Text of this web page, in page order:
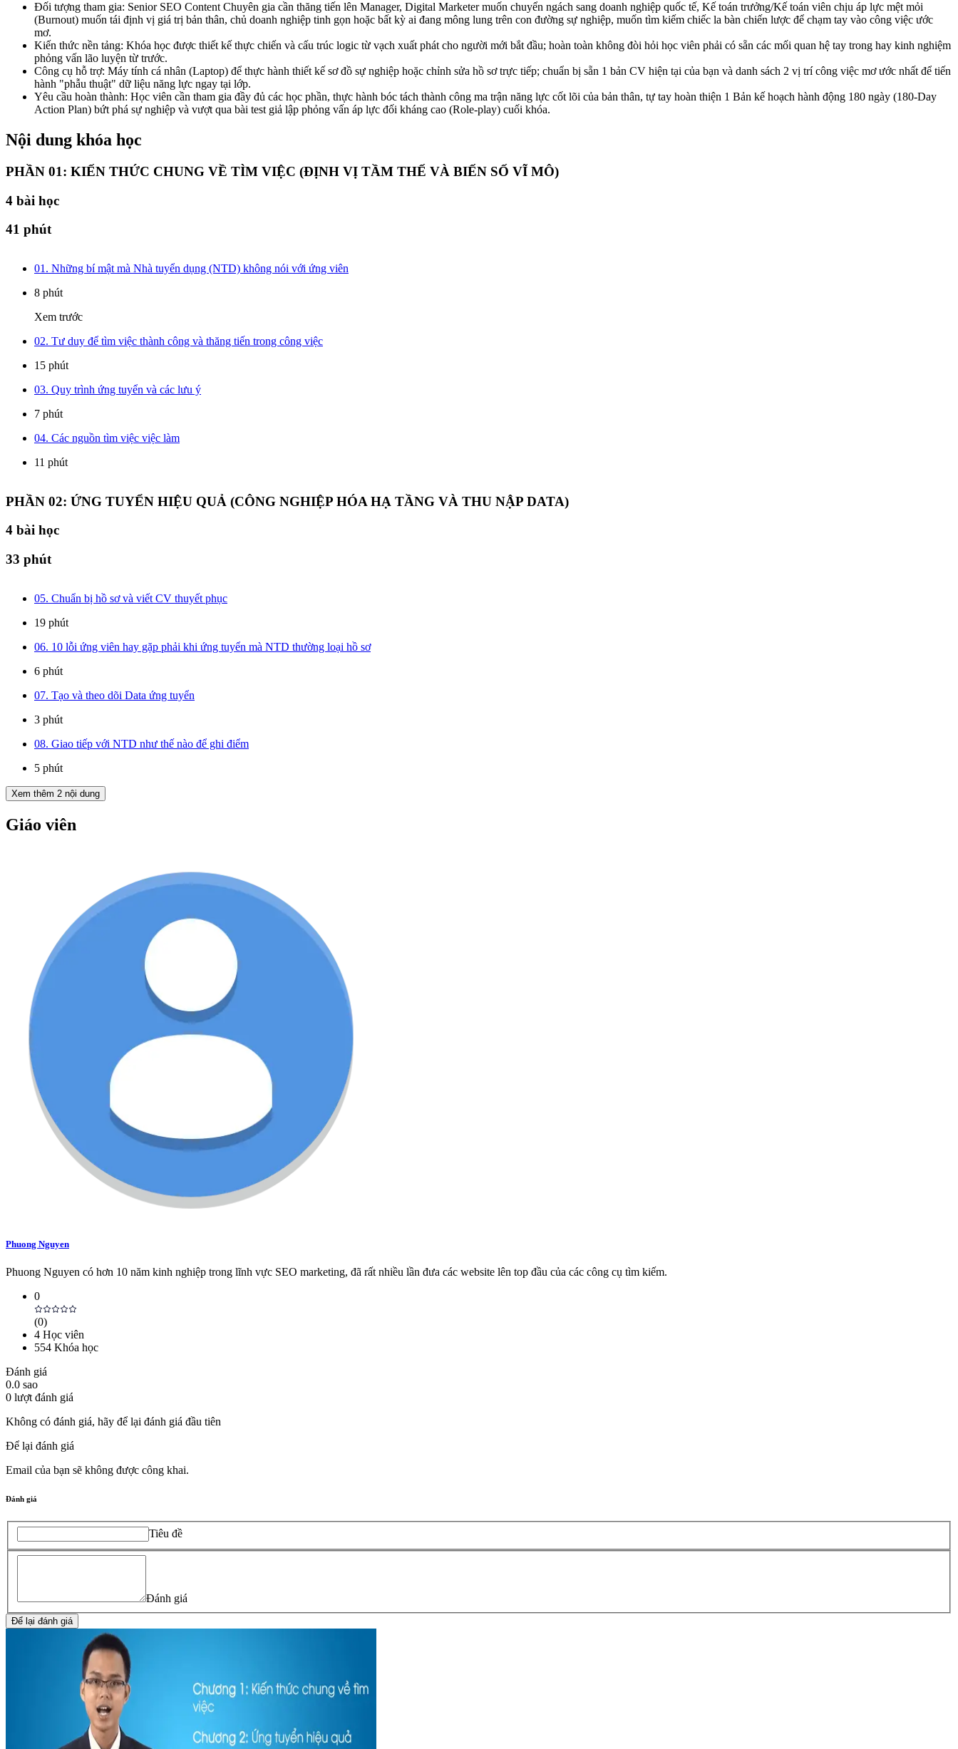
Đối tượng tham gia: Senior SEO Content Chuyên gia cần thăng tiến lên Manager, Digital Marketer muốn chuyển ngách sang doanh nghiệp quốc tế, Kế toán trưởng/Kế toán viên chịu áp lực mệt mỏi
(Burnout) muốn tái định vị giá trị bản thân, chủ doanh nghiệp tinh gọn hoặc bất kỳ ai đang mông lung trên con đường sự nghiệp, muốn tìm kiếm chiếc la bàn chiến lược để chạm tay vào công việc ước
mơ.
Kiến thức nền tảng: Khóa học được thiết kế thực chiến và cấu trúc logic từ vạch xuất phát cho người mới bắt đầu; hoàn toàn không đòi hỏi học viên phải có sẵn các mối quan hệ tay trong hay kinh nghiệm
phỏng vấn lão luyện từ trước.
Công cụ hỗ trợ: Máy tính cá nhân (Laptop) để thực hành thiết kế sơ đồ sự nghiệp hoặc chỉnh sửa hồ sơ trực tiếp; chuẩn bị sẵn 1 bản CV hiện tại của bạn và danh sách 2 vị trí công việc mơ ước nhất để tiến
hành "phẫu thuật" dữ liệu năng lực ngay tại lớp.
Yêu cầu hoàn thành: Học viên cần tham gia đầy đủ các học phần, thực hành bóc tách thành công ma trận năng lực cốt lõi của bản thân, tự tay hoàn thiện 1 Bản kế hoạch hành động 180 ngày (180-Day
Action Plan) bứt phá sự nghiệp và vượt qua bài test giả lập phỏng vấn áp lực đối kháng cao (Role-play) cuối khóa.
Nội dung khóa học
PHẦN 01: KIẾN THỨC CHUNG VỀ TÌM VIỆC (ĐỊNH VỊ TẦM THẾ VÀ BIẾN SỐ VĨ MÔ)
4 bài học
41 phút
01. Những bí mật mà Nhà tuyển dụng (NTD) không nói với ứng viên
8 phút
Xem trước
02. Tư duy để tìm việc thành công và thăng tiến trong công việc
15 phút
03. Quy trình ứng tuyển và các lưu ý
7 phút
04. Các nguồn tìm việc việc làm
11 phút
PHẦN 02: ỨNG TUYỂN HIỆU QUẢ (CÔNG NGHIỆP HÓA HẠ TẦNG VÀ THU NẬP DATA)
4 bài học
33 phút
05. Chuẩn bị hồ sơ và viết CV thuyết phục
19 phút
06. 10 lỗi ứng viên hay gặp phải khi ứng tuyển mà NTD thường loại hồ sơ
6 phút
07. Tạo và theo dõi Data ứng tuyển
3 phút
08. Giao tiếp với NTD như thế nào để ghi điểm
5 phút
Xem thêm 2 nội dung
Giáo viên
Phuong Nguyen
Phuong Nguyen có hơn 10 năm kinh nghiệp trong lĩnh vực SEO marketing, đã rất nhiều lần đưa các website lên top đầu của các công cụ tìm kiếm.
0
(0)
4 Học viên
554 Khóa học
Đánh giá
0.0 sao
0 lượt đánh giá
Không có đánh giá, hãy để lại đánh giá đầu tiên
Để lại đánh giá
Email của bạn sẽ không được công khai.
Đánh giá
Tiêu đề
Đánh giá
Để lại đánh giá